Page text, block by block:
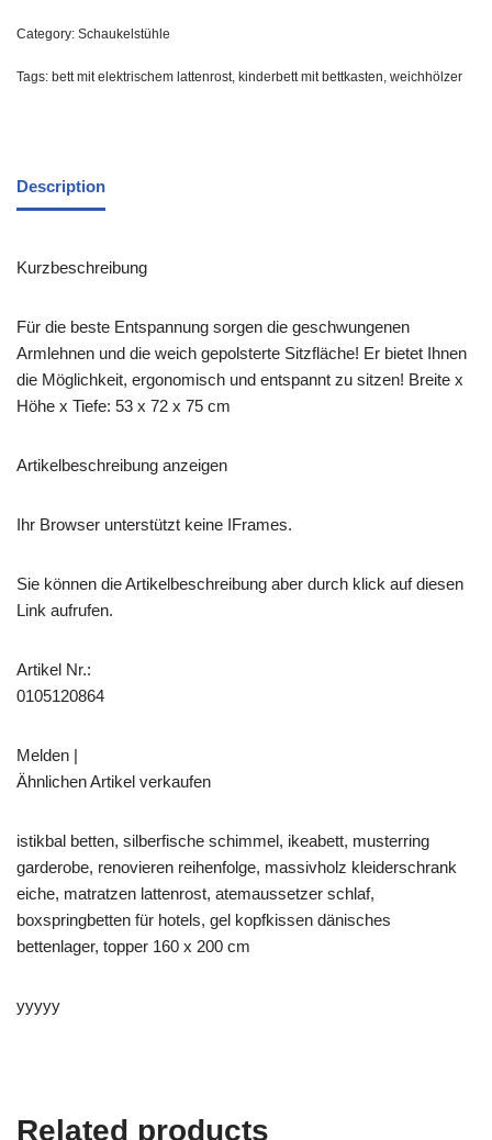
Category: Schaukelstühle
Tags: bett mit elektrischem lattenrost, kinderbett mit bettkasten, weichhölzer
Description
Kurzbeschreibung
Für die beste Entspannung sorgen die geschwungenen
Armlehnen und die weich gepolsterte Sitzfläche! Er bietet Ihnen
die Möglichkeit, ergonomisch und entspannt zu sitzen! Breite x
Höhe x Tiefe: 53 x 72 x 75 cm
Artikelbeschreibung anzeigen
Ihr Browser unterstützt keine IFrames.
Sie können die Artikelbeschreibung aber durch klick auf diesen
Link aufrufen.
Artikel Nr.:
0105120864
Melden |
Ähnlichen Artikel verkaufen
istikbal betten, silberfische schimmel, ikeabett, musterring
garderobe, renovieren reihenfolge, massivholz kleiderschrank
eiche, matratzen lattenrost, atemaussetzer schlaf,
boxspringbetten für hotels, gel kopfkissen dänisches
bettenlager, topper 160 x 200 cm
yyyyy
Related products